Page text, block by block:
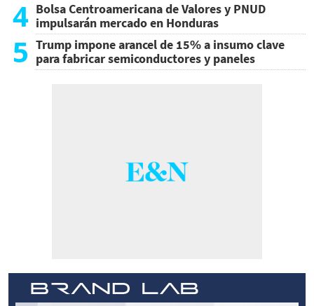
4 Bolsa Centroamericana de Valores y PNUD
impulsarán mercado en Honduras
5 Trump impone arancel de 15% a insumo clave
para fabricar semiconductores y paneles